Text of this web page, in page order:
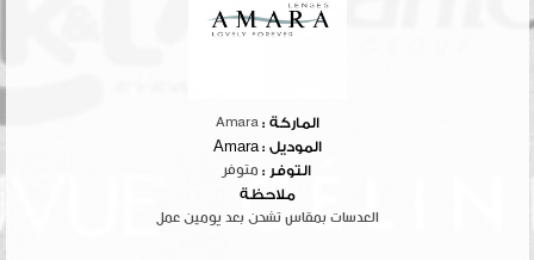
الماركة : Amara
الموديل : Amara
التوفر :متوفر
ملاحظة
العدسات بمقاس تشحن بعد يومين عمل